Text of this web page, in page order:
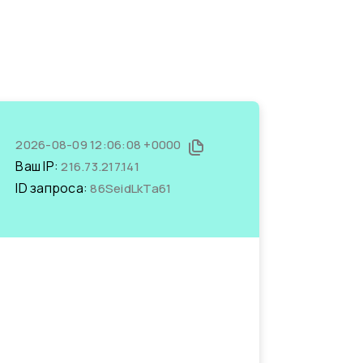
2026-08-09 12:06:08 +0000
Ваш IP:216.73.217.141
ID запроса:86SeidLkTa61